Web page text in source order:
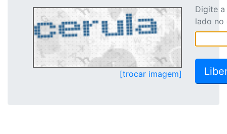
[trocar imagem]
Digite
lado no